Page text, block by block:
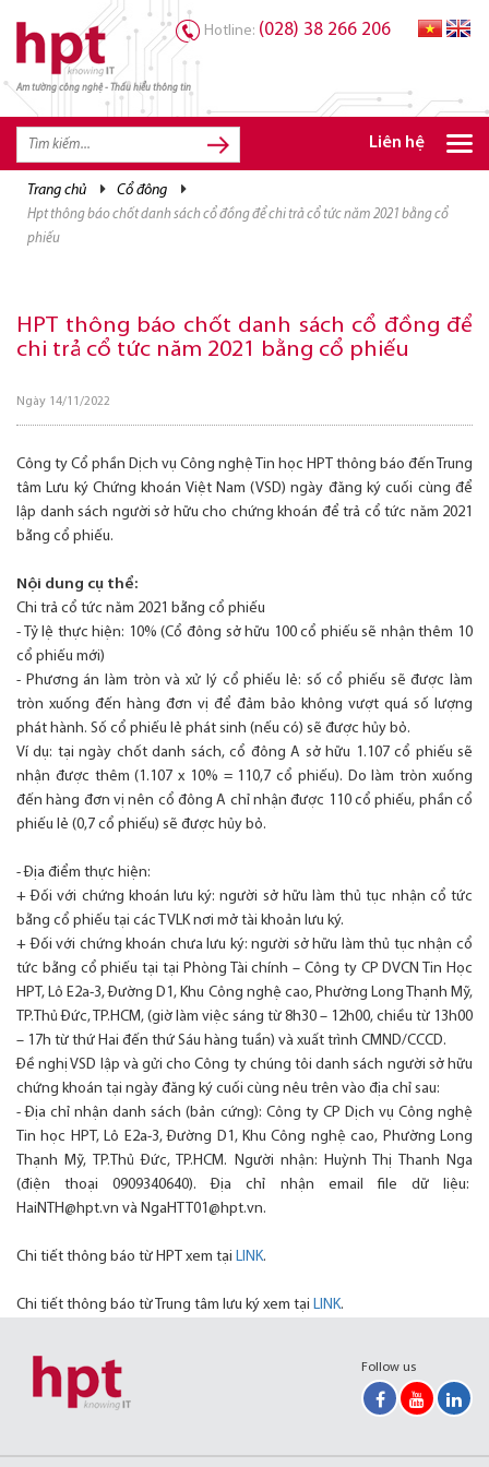
Am tường công nghệ - Thấu hiểu thông tin
Hotline: (028) 38 266 206
Liên hệ
trang chủ cổ đông
hpt thông báo chốt danh sách cổ đồng để chi trả cổ tức năm 2021 bằng cổ
phiếu
HPT thông báo chốt danh sách cổ đồng để
chi trả cổ tức năm 2021 bằng cổ phiếu
Ngày 14/11/2022
Công ty Cổ phần Dịch vụ Công nghệ Tin học HPT thông báo đến Trung
tâm Lưu ký Chứng khoán Việt Nam (VSD) ngày đăng ký cuối cùng để
lập danh sách người sở hữu cho chứng khoán để trả cổ tức năm 2021
bằng cổ phiếu.
Nội dung cụ thể:
Chi trả cổ tức năm 2021 bằng cổ phiếu
- Tỷ lệ thực hiện: 10% (Cổ đông sở hữu 100 cổ phiếu sẽ nhận thêm 10
cổ phiếu mới)
- Phương án làm tròn và xử lý cổ phiếu lẻ: số cổ phiếu sẽ được làm
tròn xuống đến hàng đơn vị để đảm bảo không vượt quá số lượng
phát hành. Số cổ phiếu lẻ phát sinh (nếu có) sẽ được hủy bỏ.
Ví dụ: tại ngày chốt danh sách, cổ đông A sở hữu 1.107 cổ phiếu sẽ
nhận được thêm (1.107 x 10% = 110,7 cổ phiếu). Do làm tròn xuống
đến hàng đơn vị nên cổ đông A chỉ nhận được 110 cổ phiếu, phần cổ
phiếu lẻ (0,7 cổ phiếu) sẽ được hủy bỏ.
- Địa điểm thực hiện:
+ Đối với chứng khoán lưu ký: người sở hữu làm thủ tục nhận cổ tức
bằng cổ phiếu tại các TVLK nơi mở tài khoản lưu ký.
+ Đối với chứng khoán chưa lưu ký: người sở hữu làm thủ tục nhận cổ
tức bằng cổ phiếu tại tại Phòng Tài chính – Công ty CP DVCN Tin Học
HPT, Lô E2a-3, Đường D1, Khu Công nghệ cao, Phường Long Thạnh Mỹ,
TP.Thủ Đức, TP.HCM, (giờ làm việc sáng từ 8h30 – 12h00, chiều từ 13h00
– 17h từ thứ Hai đến thứ Sáu hàng tuần) và xuất trình CMND/CCCD.
Đề nghị VSD lập và gửi cho Công ty chúng tôi danh sách người sở hữu
chứng khoán tại ngày đăng ký cuối cùng nêu trên vào địa chỉ sau:
- Địa chỉ nhận danh sách (bản cứng): Công ty CP Dịch vụ Công nghệ
Tin học HPT, Lô E2a-3, Đường D1, Khu Công nghệ cao, Phường Long
Thạnh Mỹ, TP.Thủ Đức, TP.HCM. Người nhận: Huỳnh Thị Thanh Nga
(điện thoại 0909340640). Địa chỉ nhận email file dữ liệu:
HaiNTH@hpt.vn và NgaHTT01@hpt.vn.
Chi tiết thông báo từ HPT xem tại LINK.
Chi tiết thông báo từ Trung tâm lưu ký xem tại LINK.
Follow us
TRANG CHỦ
TRANG CHỦ
SẢN PHẨM HPT
GIẢI PHÁP
CƠ HỘI NGHỀ NGHIỆP